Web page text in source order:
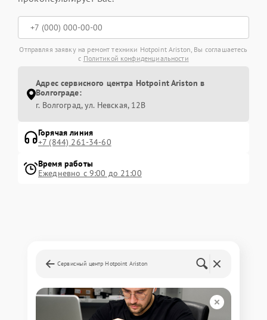
Отправляя заявку на ремонт техники Hotpoint Ariston, Вы соглашаетесь
с Политикой конфиденциальности
Адрес сервисного центра Hotpoint Ariston в
Волгограде:
г. Волгоград, ул. Невская, 12В
Горячая линия
+7 (844) 261-34-60
Время работы
Ежедневно с 9:00 до 21:00
Сервисный центр Hotpoint Ariston